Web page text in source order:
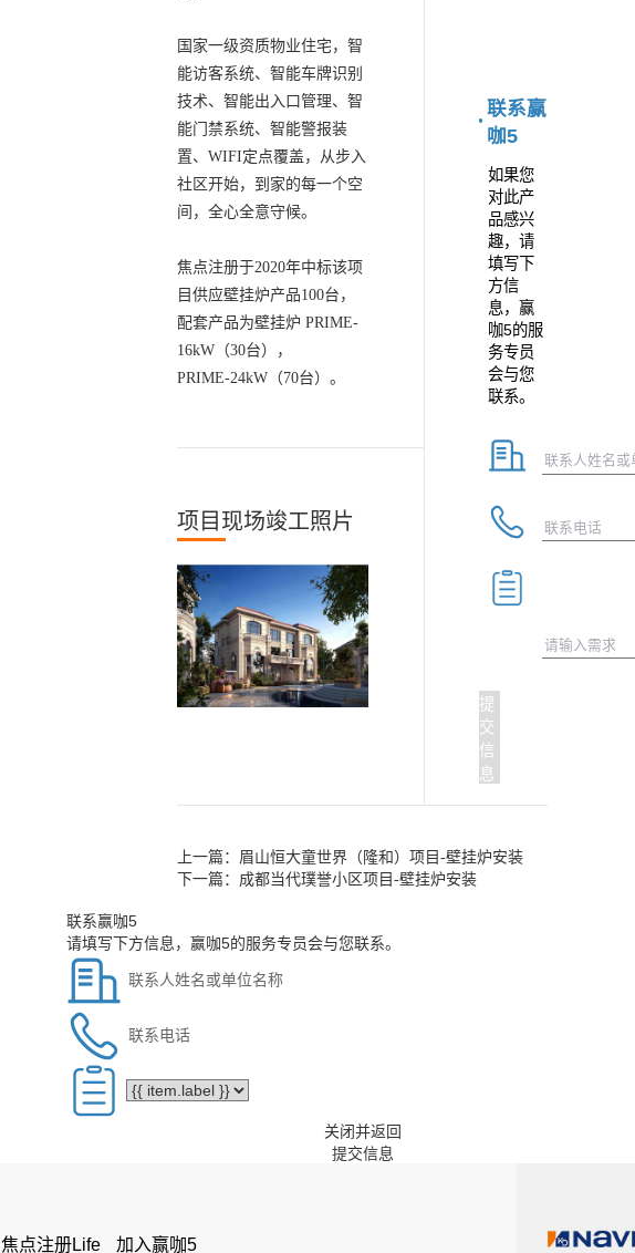
国家一级资质物业住宅，智
能访客系统、智能车牌识别
技术、智能出入口管理、智
能门禁系统、智能警报装
置、WIFI定点覆盖，从步入
社区开始，到家的每一个空
间，全心全意守候。
焦点注册于2020年中标该项
目供应壁挂炉产品100台，
配套产品为壁挂炉 PRIME-
16kW（30台），
PRIME-24kW（70台）。
项目现场竣工照片
联系赢
咖5
如果您
对此产
品感兴
趣，请
填写下
方信
息，赢
咖5的服
务专员
会与您
联系。
提
交
信
息
上一篇： 眉山恒大童世界（隆和）项目-壁挂炉安装
下一篇： 成都当代璞誉小区项目-壁挂炉安装
联系赢咖5
请填写下方信息，赢咖5的服务专员会与您联系。
关闭并返回
提交信息
焦点注册Life 加入赢咖5